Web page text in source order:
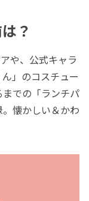
？
や、公式キャラ
」のコスチュー
での「ランチパ
懐かしい＆かわ